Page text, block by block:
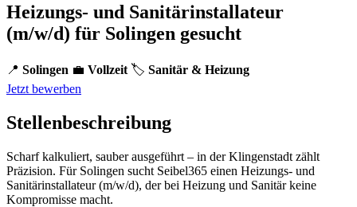
Heizungs- und Sanitärinstallateur
(m/w/d) für Solingen gesucht
📍 Solingen 💼 Vollzeit 🏷️ Sanitär & Heizung
Jetzt bewerben
Stellenbeschreibung
Scharf kalkuliert, sauber ausgeführt – in der Klingenstadt zählt
Präzision. Für Solingen sucht Seibel365 einen Heizungs- und
Sanitärinstallateur (m/w/d), der bei Heizung und Sanitär keine
Kompromisse macht.